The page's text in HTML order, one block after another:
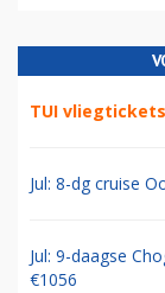
TUI vliegtickets
Jul: 8-dg cruise
Jul: 9-daagse
€1056